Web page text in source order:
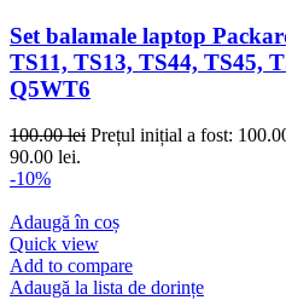
Set balamale laptop
TS11, TS13, TS44, TS45,
Q5WT6
100.00lei Prețul inițial a fost:
90.00 lei.
-10%
Adaugă în coș
Quick view
Add to compare
Adaugă la lista de dorințe